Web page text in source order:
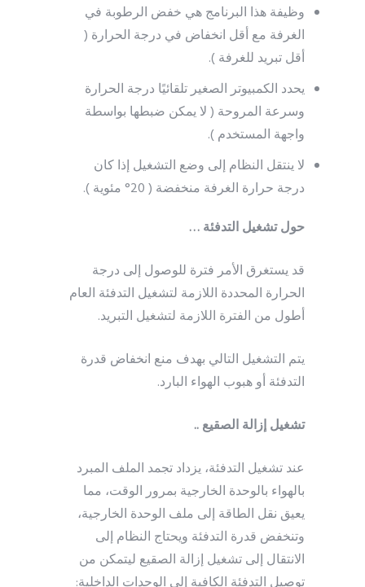
وظيفة هذا البرنامج هي خفض الرطوبة في
الغرفة مع أقل انخفاض في درجة الحرارة (
أقل تبريد للغرفة ).
يحدد الكمبيوتر الصغير تلقائيًا درجة الحرارة
وسرعة المروحة ( لا يمكن ضبطها بواسطة
واجهة المستخدم ).
لا ينتقل النظام إلى وضع التشغيل إذا كان
درجة حرارة الغرفة منخفضة ( 20° مئوية ).
حول تشغيل التدفئة …
قد يستغرق الأمر فترة للوصول إلى درجة
الحرارة المحددة اللازمة لتشغيل التدفئة العام
أطول من الفترة اللازمة لتشغيل التبريد.
يتم التشغيل التالي بهدف منع انخفاض قدرة
التدفئة أو هبوب الهواء البارد.
تشغيل إزالة الصقيع ..
عند تشغيل التدفئة، يزداد تجمد الملف المبرد
بالهواء بالوحدة الخارجية بمرور الوقت، مما
يعيق نقل الطاقة إلى ملف الوحدة الخارجية،
وتنخفض قدرة التدفئة ويحتاج النظام إلى
الانتقال إلى تشغيل إزالة الصقيع ليتمكن من